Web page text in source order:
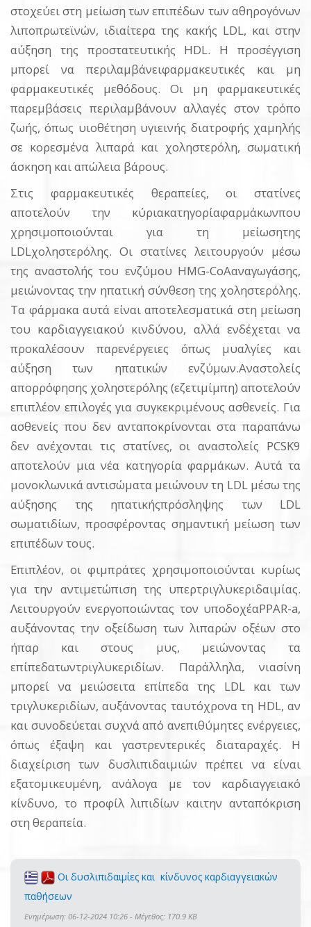
στοχεύει στη μείωση των επιπέδων των αθηρογόνων
λιποπρωτεϊνών, ιδιαίτερα της κακής LDL, και στην
αύξηση της προστατευτικής HDL. Η προσέγγιση
μπορεί να περιλαμβάνειφαρμακευτικές και μη
φαρμακευτικές μεθόδους. Οι μη φαρμακευτικές
παρεμβάσεις περιλαμβάνουν αλλαγές στον τρόπο
ζωής, όπως υιοθέτηση υγιεινής διατροφής χαμηλής
σε κορεσμένα λιπαρά και χοληστερόλη, σωματική
άσκηση και απώλεια βάρους.
Στις φαρμακευτικές θεραπείες, οι στατίνες
αποτελούν την κύριακατηγορίαφαρμάκωνπου
χρησιμοποιούνται για τη μείωσητης
LDLχοληστερόλης. Οι στατίνες λειτουργούν μέσω
της αναστολής του ενζύμου HMG-CoAαναγωγάσης,
μειώνοντας την ηπατική σύνθεση της χοληστερόλης.
Τα φάρμακα αυτά είναι αποτελεσματικά στη μείωση
του καρδιαγγειακού κινδύνου, αλλά ενδέχεται να
προκαλέσουν παρενέργειες όπως μυαλγίες και
αύξηση των ηπατικών ενζύμων.Αναστολείς
απορρόφησης χοληστερόλης (εζετιμίμπη) αποτελούν
επιπλέον επιλογές για συγκεκριμένους ασθενείς. Για
ασθενείς που δεν ανταποκρίνονται στα παραπάνω
δεν ανέχονται τις στατίνες, οι αναστολείς PCSK9
αποτελούν μια νέα κατηγορία φαρμάκων. Αυτά τα
μονοκλωνικά αντισώματα μειώνουν τη LDL μέσω της
αύξησης της ηπατικήςπρόσληψης των LDL
σωματιδίων, προσφέροντας σημαντική μείωση των
επιπέδων τους.
Επιπλέον, οι φιμπράτες χρησιμοποιούνται κυρίως
για την αντιμετώπιση της υπερτριγλυκεριδαιμίας.
Λειτουργούν ενεργοποιώντας τον υποδοχέαPPAR-a,
αυξάνοντας την οξείδωση των λιπαρών οξέων στο
ήπαρ και στους μυς, μειώνοντας τα
επίπεδατωντριγλυκεριδίων. Παράλληλα, νιασίνη
μπορεί να μειώσειτα επίπεδα της LDL και των
τριγλυκεριδίων, αυξάνοντας ταυτόχρονα τη HDL, αν
και συνοδεύεται συχνά από ανεπιθύμητες ενέργειες,
όπως έξαψη και γαστρεντερικές διαταραχές. Η
διαχείριση των δυσλιπιδαιμιών πρέπει να είναι
εξατομικευμένη, ανάλογα με τον καρδιαγγειακό
κίνδυνο, το προφίλ λιπιδίων καιτην ανταπόκριση
στη θεραπεία.
Οι δυσλιπιδαιμίες και κίνδυνος καρδιαγγειακών
παθήσεων
Ενημέρωση: 06-12-2024 10:26 - Μέγεθος: 170.9 KB